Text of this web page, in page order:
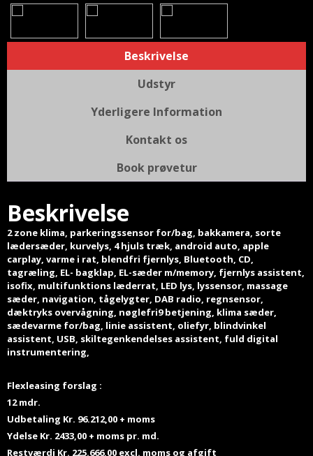
Beskrivelse
Udstyr
Yderligere Information
Kontakt os
Book prøvetur
Beskrivelse
2 zone klima, parkeringssensor for/bag, bakkamera, sorte
lædersæder, kurvelys, 4 hjuls træk, android auto, apple
carplay, varme i rat, blendfri fjernlys, Bluetooth, CD,
tagræling, EL- bagklap, EL-sæder m/memory, fjernlys assistent,
isofix, multifunktions læderrat, LED lys, lyssensor, massage
sæder, navigation, tågelygter, DAB radio, regnsensor,
dæktryks overvågning, nøglefri9 betjening, klima sæder,
sædevarme for/bag, linie assistent, oliefyr, blindvinkel
assistent, USB, skiltegenkendelses assistent, fuld digital
instrumentering,
Flexleasing forslag :
12 mdr.
Udbetaling Kr. 96.212,00 + moms
Ydelse Kr. 2433,00 + moms pr. md.
Restværdi Kr. 225.666,00 excl. moms og afgift